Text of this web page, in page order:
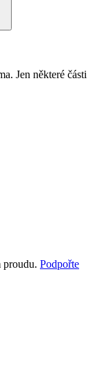
Jen některé části
Podpořte